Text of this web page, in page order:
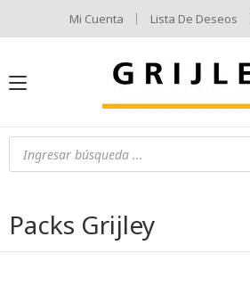
Mi Cuenta Lista De Deseos
Packs Grijley